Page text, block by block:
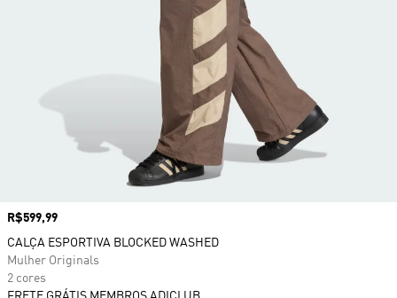
Preço
R$599,99
CALÇA ESPORTIVA BLOCKED WASHED
Mulher Originals
2 cores